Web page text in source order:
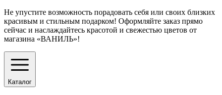
Не упустите возможность порадовать себя или своих близких
красивым и стильным подарком! Оформляйте заказ прямо
сейчас и наслаждайтесь красотой и свежестью цветов от
магазина «ВАНИЛЬ»!
Каталог